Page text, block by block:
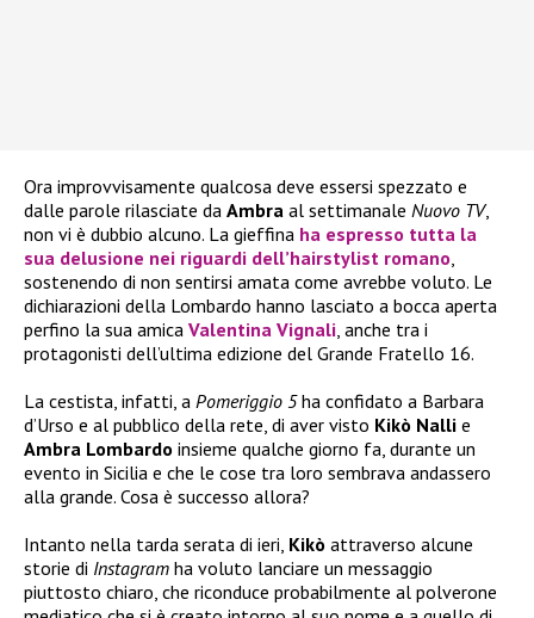
Ora improvvisamente qualcosa deve essersi spezzato e
dalle parole rilasciate da Ambra al settimanale Nuovo TV,
non vi è dubbio alcuno. La gieffina ha espresso tutta la
sua delusione nei riguardi dell’hairstylist romano,
sostenendo di non sentirsi amata come avrebbe voluto. Le
dichiarazioni della Lombardo hanno lasciato a bocca aperta
perfino la sua amica Valentina Vignali, anche tra i
protagonisti dell’ultima edizione del Grande Fratello 16.
La cestista, infatti, a Pomeriggio 5ha confidato a Barbara
d’Urso e al pubblico della rete, di aver visto Kikò Nalli e
Ambra Lombardo insieme qualche giorno fa, durante un
evento in Sicilia e che le cose tra loro sembrava andassero
alla grande. Cosa è successo allora?
Intanto nella tarda serata di ieri, Kikò attraverso alcune
storie di Instagram ha voluto lanciare un messaggio
piuttosto chiaro, che riconduce probabilmente al polverone